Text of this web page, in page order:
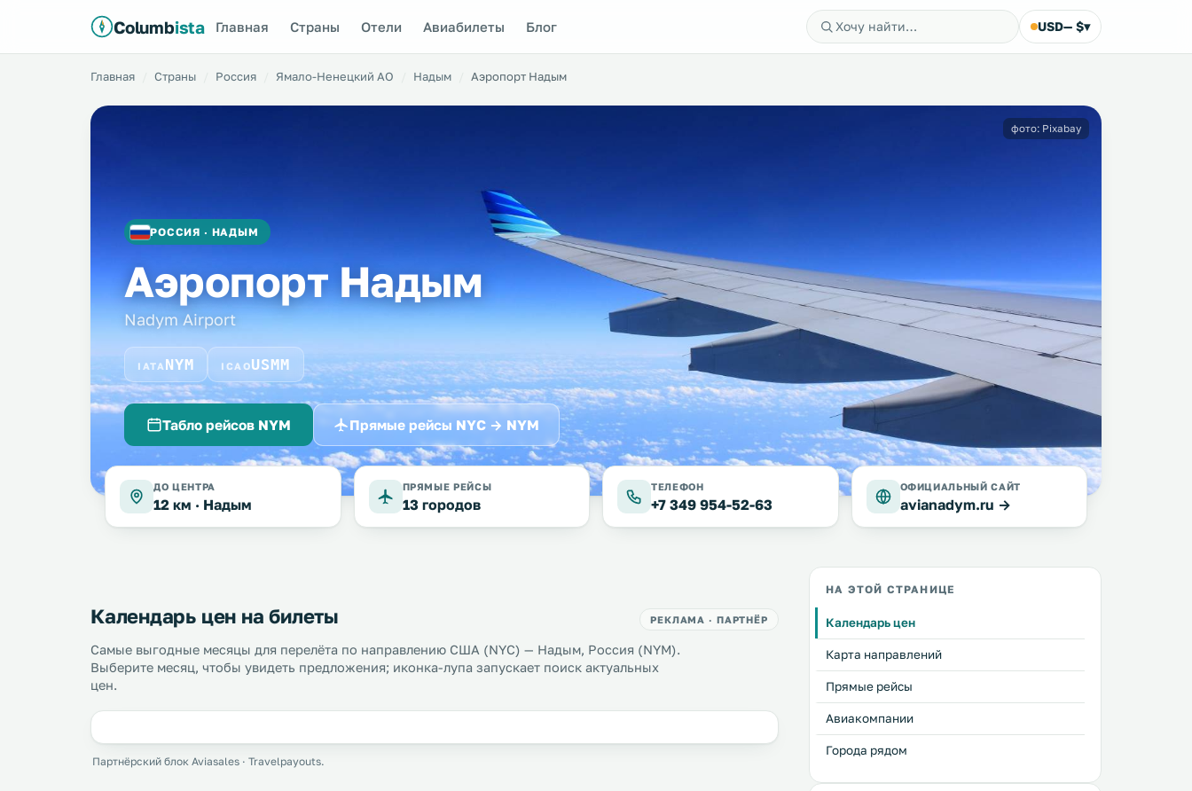
Columbista Главная Страны Отели Авиабилеты Блог USD— $▾
Главная Страны Россия Ямало-Ненецкий АО Надым Аэропорт Надым
РОССИЯ · НАДЫМ
Аэропорт Надым
Nadym Airport
IATA NYM ICAOUSMM
Табло рейсов NYM Прямые рейсы NYC → NYM
фото: Pixabay
ДО ЦЕНТРА
12 км · Надым
ПРЯМЫЕ РЕЙСЫ
13 городов
ТЕЛЕФОН
+7 349 954-52-63
ОФИЦИАЛЬНЫЙ САЙТ
avianadym.ru →
Календарь цен на билеты РЕКЛАМА · ПАРТНЁР
Самые выгодные месяцы для перелёта по направлению США (NYC) — Надым, Россия (NYM).
Выберите месяц, чтобы увидеть предложения; иконка-лупа запускает поиск актуальных
цен.
Партнёрский блок Aviasales · Travelpayouts.
НА ЭТОЙ СТРАНИЦЕ
Календарь цен
Карта направлений
Прямые рейсы
Авиакомпании
Города рядом